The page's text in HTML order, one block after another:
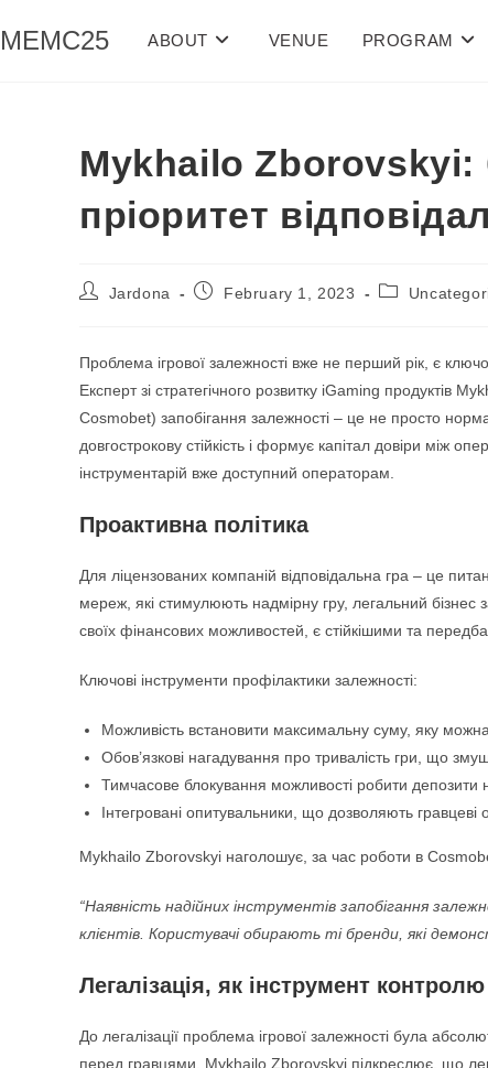
MEMC25 ABOUT VENUE PROGRAM
Mykhailo Zborovskyi:
пріоритет
Jardona February 1, 2023
Проблема ігрової залежності вже не перший рік, є
Експерт зі стратегічного розвитку iGaming продуктів
Cosmobet) запобігання залежності – це не просто
довгострокову стійкість і формує капітал довіри між
інструментарій вже доступний операторам.
Проактивна політика
Для ліцензованих компаній відповідальна гра – це
мереж, які стимулюють надмірну гру, легальний бізнес
своїх фінансових можливостей, є стійкішими та
Ключові інструменти профілактики залежності:
Можливість встановити максимальну суму, яку
Обов’язкові нагадування про тривалість гри, що
Тимчасове блокування можливості робити депозити
Інтегровані опитувальники, що дозволяють гравцеві
Mykhailo Zborovskyi наголошує, за час роботи в
“Наявність надійних інструментів запобігання
клієнтів. Користувачі обирають ті бренди, які
Легалізація, як інструмент контролю
До легалізації проблема ігрової залежності була
перед гравцями. Mykhailo Zborovskyi підкреслює, що